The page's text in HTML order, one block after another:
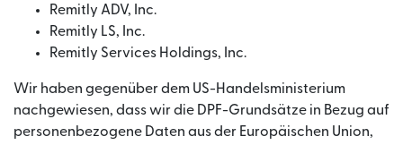
Remitly ADV, Inc.
Remitly LS, Inc.
Remitly Services Holdings, Inc.
Wir haben gegenüber dem US-Handelsministerium
nachgewiesen, dass wir die DPF-Grundsätze in Bezug auf
personenbezogene Daten aus der Europäischen Union,